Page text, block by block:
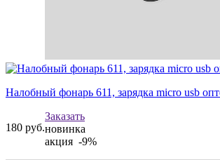
Налобный фонарь 611, зарядка micro usb
180 руб.
Заказать
новинка
акция -9%